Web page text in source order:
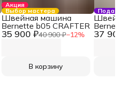
Акция
Выбор мастера
35 900 ₽40 900 ₽−12%
Швейная машина
Bernette b05 CRAFTER
В корзину
37